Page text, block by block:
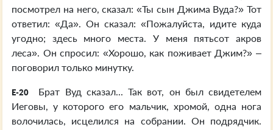
посмотрел на него, сказал: «Ты сын Джима Вуда?» Тот
ответил: «Да». Он сказал: «Пожалуйста, идите куда
угодно; здесь много места. У меня пятьсот акров
леса». Он спросил: «Хорошо, как поживает Джим?» –
поговорил только минутку.
E-20
Брат Вуд сказал... Так вот, он был свидетелем
Иеговы, у которого его мальчик, хромой, одна нога
волочилась, исцелился на собрании. Он подрядчик.